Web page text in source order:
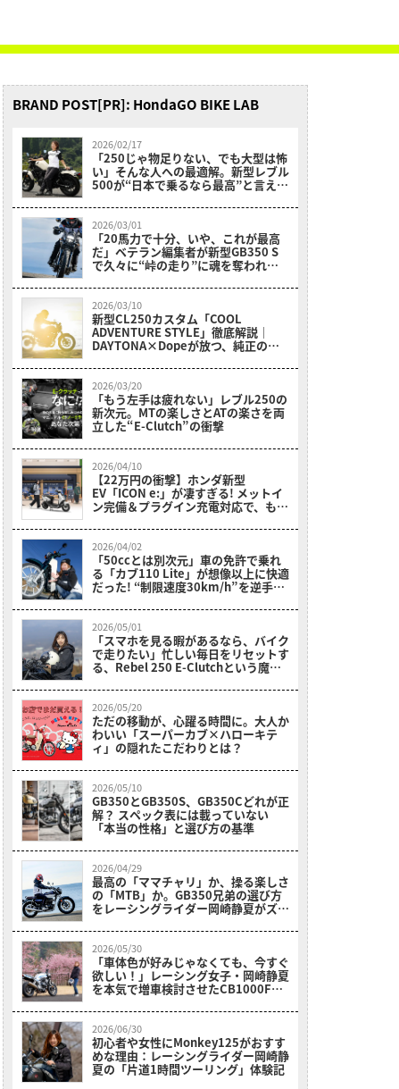
BRAND POST[PR]: HondaGO BIKE LAB
2026/02/17
「250じゃ物足りない、でも大型は怖
い」そんな人への最適解。新型レブル
500が“日本で乗るなら最高”と言える
2026/03/01
「20馬力で十分、いや、これが最高
だ」ベテラン編集者が新型GB350 S
で久々に“峠の走り”に魂を奪われた
2026/03/10
新型CL250カスタム「COOL
ADVENTURE STYLE」徹底解説｜
DAYTONA×Dopeが放つ、純正の枠
2026/03/20
「もう左手は疲れない」レブル250の
新次元。MTの楽しさとATの楽さを両
立した“E-Clutch”の衝撃
2026/04/10
【22万円の衝撃】ホンダ新型
EV「ICON e:」が凄すぎる! メットイ
ン完備＆プラグイン充電対応で、もう
2026/04/02
「50ccとは別次元」車の免許で乗れ
る「カブ110 Lite」が想像以上に快適
だった! “制限速度30km/h”を逆手に
ュー】
2026/05/01
「スマホを見る暇があるなら、バイク
で走りたい」忙しい毎日をリセットす
る、Rebel 250 E-Clutchという魔法
2026/05/20
ただの移動が、心躍る時間に。大人か
わいい「スーパーカブ×ハローキテ
ィ」の隠れたこだわりとは？
2026/05/10
GB350とGB350S、GB350Cどれが正
解？ スペック表には載っていない
「本当の性格」と選び方の基準
2026/04/29
最高の「ママチャリ」か、操る楽しさ
の「MTB」か。GB350兄弟の選び方
をレーシングライダー岡崎静夏がズバ
2026/05/30
「車体色が好みじゃなくても、今すぐ
欲しい！」レーシング女子・岡崎静夏
を本気で増車検討させたCB1000Fの
2026/06/30
初心者や女性にMonkey125がおすす
めな理由：レーシングライダー岡崎静
夏の「片道1時間ツーリング」体験記